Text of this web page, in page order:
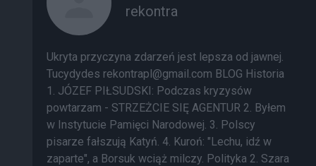
rekontra
Ukryta przyczyna zdarzeń jest lepsza od jawnej.
Tucydydes rekontrapl@gmail.com BLOG Historia
1. JÓZEF PIŁSUDSKI: Podczas kryzysów
powtarzam - STRZEŻCIE SIĘ AGENTUR 2. Byłem
w Instytucie Pamięci Narodowej. 3. Polscy
pisarze fałszują Katyń. 4. Kuroń: "Lechu, idź w
zaparte", a Borsuk wciąż milczy. Polityka 2. Szara